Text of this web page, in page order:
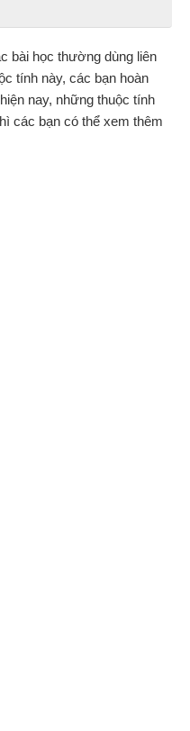
bài học thường dùng liên
tính này, các bạn hoàn
nay, những thuộc tính
các bạn có thể xem thêm